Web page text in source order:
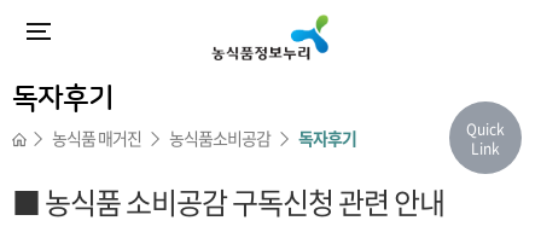
독자후기
농식품 매거진 농식품소비공감 독자후기
■ 농식품 소비공감 구독신청 관련 안내
Quick
Link